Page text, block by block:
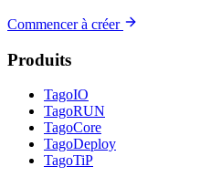
Commencer à créer
Produits
TagoIO
TagoRUN
TagoCore
TagoDeploy
TagoTiP